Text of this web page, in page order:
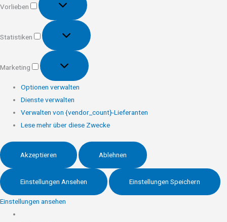
Vorlieben
Statistiken
Statistiken
Marketing
Marketing
Optionen verwalten
Dienste verwalten
Verwalten von {vendor_count}-Lieferanten
Lese mehr über diese Zwecke
Akzeptieren Ablehnen
Einstellungen Ansehen Einstellungen Speichern
Einstellungen ansehen